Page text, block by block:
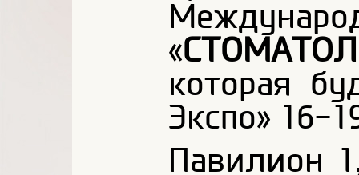
«
которая
Экспо» 16-
Павилион